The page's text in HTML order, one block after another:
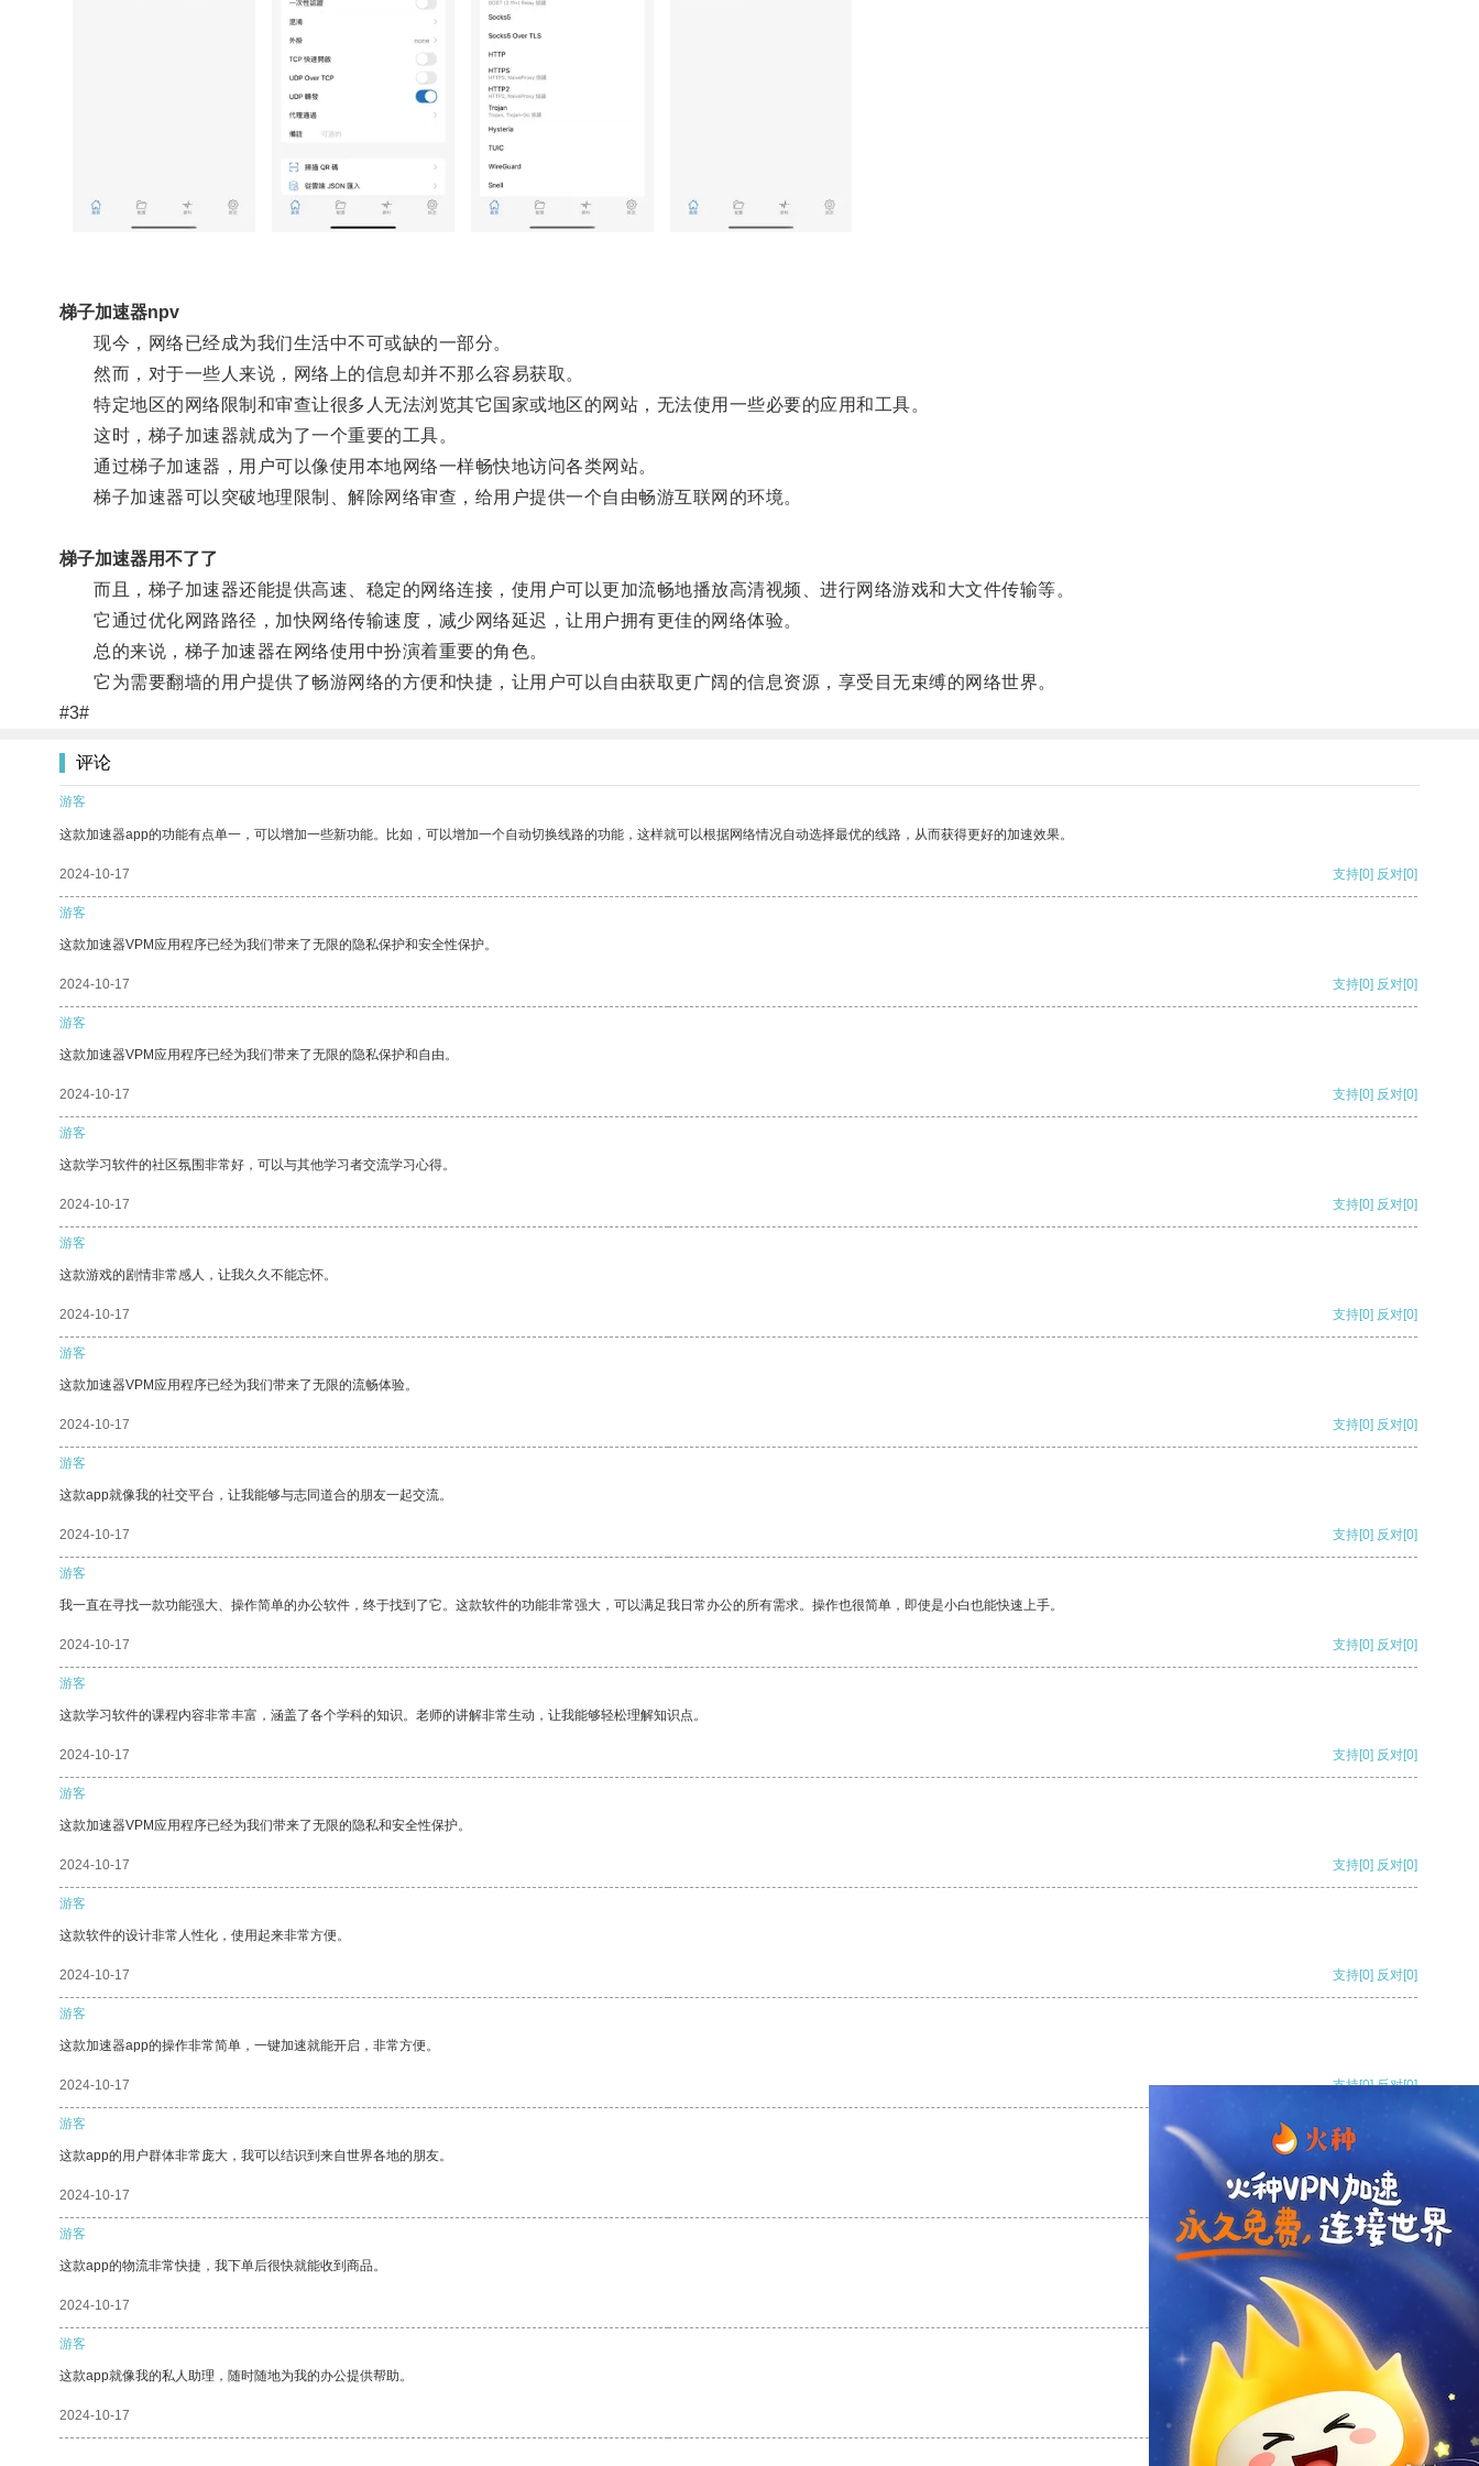
梯子加速器npv
现今，网络已经成为我们生活中不可或缺的一部分。
然而，对于一些人来说，网络上的信息却并不那么容易获取。
特定地区的网络限制和审查让很多人无法浏览其它国家或地区的网站，无法使用一些必要的应用和工具。
这时，梯子加速器就成为了一个重要的工具。
通过梯子加速器，用户可以像使用本地网络一样畅快地访问各类网站。
梯子加速器可以突破地理限制、解除网络审查，给用户提供一个自由畅游互联网的环境。
梯子加速器用不了了
而且，梯子加速器还能提供高速、稳定的网络连接，使用户可以更加流畅地播放高清视频、进行网络游戏和大文件传输等。
它通过优化网路路径，加快网络传输速度，减少网络延迟，让用户拥有更佳的网络体验。
总的来说，梯子加速器在网络使用中扮演着重要的角色。
它为需要翻墙的用户提供了畅游网络的方便和快捷，让用户可以自由获取更广阔的信息资源，享受目无束缚的网络世界。
#3#
评论
游客
这款加速器app的功能有点单一，可以增加一些新功能。比如，可以增加一个自动切换线路的功能，这样就可以根据网络情况自动选择最优的线路，从而获得更好的加速效果。
2024-10-17 支持[0] 反对[0]
游客
这款加速器VPM应用程序已经为我们带来了无限的隐私保护和安全性保护。
2024-10-17 支持[0] 反对[0]
游客
这款加速器VPM应用程序已经为我们带来了无限的隐私保护和自由。
2024-10-17 支持[0] 反对[0]
游客
这款学习软件的社区氛围非常好，可以与其他学习者交流学习心得。
2024-10-17 支持[0] 反对[0]
游客
这款游戏的剧情非常感人，让我久久不能忘怀。
2024-10-17 支持[0] 反对[0]
游客
这款加速器VPM应用程序已经为我们带来了无限的流畅体验。
2024-10-17 支持[0] 反对[0]
游客
这款app就像我的社交平台，让我能够与志同道合的朋友一起交流。
2024-10-17 支持[0] 反对[0]
游客
我一直在寻找一款功能强大、操作简单的办公软件，终于找到了它。这款软件的功能非常强大，可以满足我日常办公的所有需求。操作也很简单，即使是小白也能快速上手。
2024-10-17 支持[0] 反对[0]
游客
这款学习软件的课程内容非常丰富，涵盖了各个学科的知识。老师的讲解非常生动，让我能够轻松理解知识点。
2024-10-17 支持[0] 反对[0]
游客
这款加速器VPM应用程序已经为我们带来了无限的隐私和安全性保护。
2024-10-17 支持[0] 反对[0]
游客
这款软件的设计非常人性化，使用起来非常方便。
2024-10-17 支持[0] 反对[0]
游客
这款加速器app的操作非常简单，一键加速就能开启，非常方便。
2024-10-17 支持[0] 反对[0]
游客
这款app的用户群体非常庞大，我可以结识到来自世界各地的朋友。
2024-10-17 支持[0] 反对
游客
这款app的物流非常快捷，我下单后很快就能收到商品。
2024-10-17 支持
游客
这款app就像我的私人助理，随时随地为我的办公提供帮助。
2024-10-17 支持 反对 [0]